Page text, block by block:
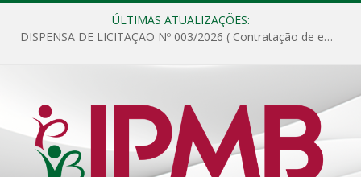
ÚLTIMAS ATUALIZAÇÕES:
DISPENSA DE LICITAÇÃO Nº 003/2026 ( Contratação de empresa para fornecimento de gêneros alimentícios não perecíveis, materiais de expediente, descartáveis, copa e cozinha, para análise e posterior publicação.)